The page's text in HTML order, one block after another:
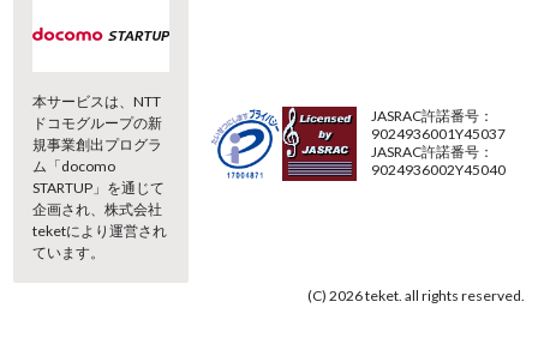
本サービスは、NTT
ドコモグループの新
規事業創出プログラ
ム「docomo
STARTUP」を通じて
企画され、株式会社
teketにより運営され
ています。
JASRAC許諾番号：
9024936001Y45037
JASRAC許諾番号：
9024936002Y45040
(C) 2026 teket. all rights reserved.